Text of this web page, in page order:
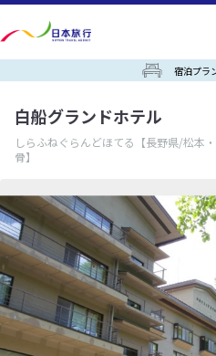
宿泊プラ
白船グランドホテル
しらふねぐらんどほてる 【長野県/松本
骨】